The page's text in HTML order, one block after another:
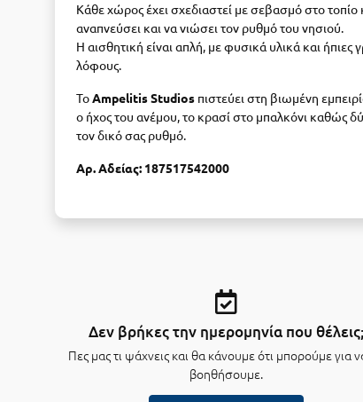
Κάθε χώρος έχει σχεδιαστεί με σεβασμό στο τοπίο
αναπνεύσει και να νιώσει τον ρυθμό του νησιού.
Η αισθητική είναι απλή, με φυσικά υλικά και
λόφους.
ΤοAmpelitis Studios πιστεύει στη βιωμένη
ο ήχος του ανέμου, το κρασί στο μπαλκόνι καθώς
τον δικό σας ρυθμό.
Αρ. Αδείας: 187517542000
Δεν βρήκες την ημερομηνία που θέλεις;
Πες μας τι ψάχνεις και θα κάνουμε ότι μπορούμε για
βοηθήσουμε.